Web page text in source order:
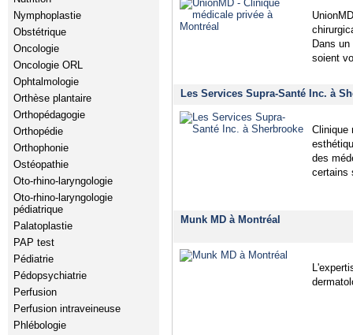
Nymphoplastie
Obstétrique
Oncologie
Oncologie ORL
Ophtalmologie
Orthèse plantaire
Orthopédagogie
Orthopédie
Orthophonie
Ostéopathie
Oto-rhino-laryngologie
Oto-rhino-laryngologie
pédiatrique
Palatoplastie
PAP test
Pédiatrie
Pédopsychiatrie
Perfusion
Perfusion intraveineuse
Phlébologie
Dans
soient
Les Services Supra-Santé Inc. à
Clinique
des
certains
Munk MD à Montréal